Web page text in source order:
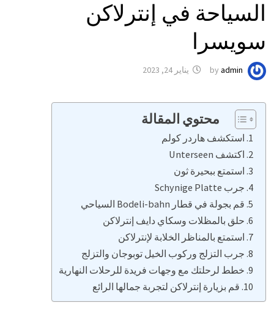
السياحة في إنترلاكن
سويسرا
byadmin يناير 24, 2023
محتوي المقالة
استكشف هاردر كولم
اكتشف Unterseen
استمتع ببحيرة ثون
جرب Schynige Platte
قم بجولة في قطار Bodeli-bahn السياحي
حلق بالمظلات وسكاي دايف إنترلاكن
استمتع بالمناظر الخلابة لإنترلاكن
جرب التزلج وركوب الخيل توبوجان والتزلج
خطط لرحلتك مع وجهات فريدة للرحلات النهارية
قم بزيارة إنترلاكن لتجربة جمالها الرائع